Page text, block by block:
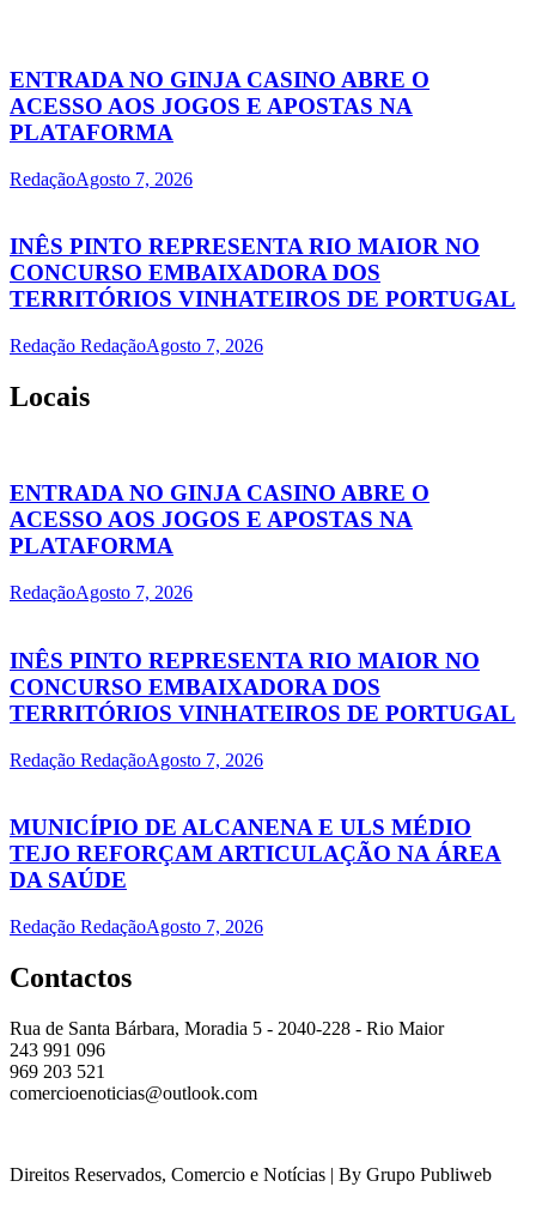
ENTRADA NO GINJA CASINO ABRE O
ACESSO AOS JOGOS E APOSTAS NA
PLATAFORMA
RedaçãoAgosto 7, 2026
INÊS PINTO REPRESENTA RIO MAIOR NO
CONCURSO EMBAIXADORA DOS
TERRITÓRIOS VINHATEIROS DE PORTUGAL
Redação RedaçãoAgosto 7, 2026
Locais
ENTRADA NO GINJA CASINO ABRE O
ACESSO AOS JOGOS E APOSTAS NA
PLATAFORMA
RedaçãoAgosto 7, 2026
INÊS PINTO REPRESENTA RIO MAIOR NO
CONCURSO EMBAIXADORA DOS
TERRITÓRIOS VINHATEIROS DE PORTUGAL
Redação RedaçãoAgosto 7, 2026
MUNICÍPIO DE ALCANENA E ULS MÉDIO
TEJO REFORÇAM ARTICULAÇÃO NA ÁREA
DA SAÚDE
Redação RedaçãoAgosto 7, 2026
Contactos
Rua de Santa Bárbara, Moradia 5 - 2040-228 - Rio Maior
243 991 096
969 203 521
comercioenoticias@outlook.com
Direitos Reservados, Comercio e Notícias | By Grupo Publiweb